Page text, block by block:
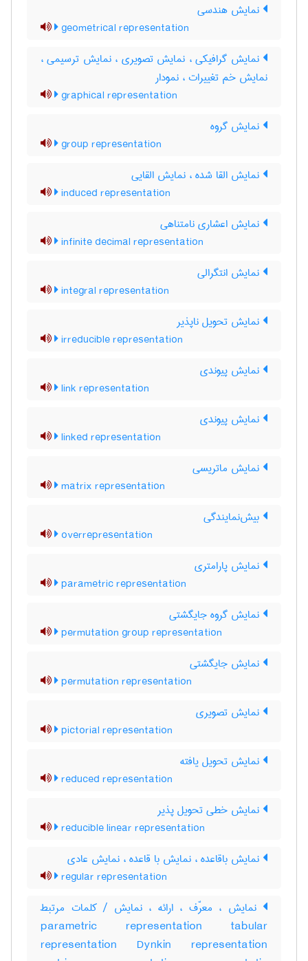
نمایش هندسی
geometrical representation
نمایش گرافیکی ، نمایش تصویری ، نمایش ترسیمی ،
نمایش خم تغییرات ، نمودار
graphical representation
نمایش گروه
group representation
نمایش القا شده ، نمایش القایی
induced representation
نمایش اعشاری نامتناهی
infinite decimal representation
نمایش انتگرالی
integral representation
نمایش تحویل ناپذیر
irreducible representation
نمایش پیوندی
link representation
نمایش پیوندی
linked representation
نمایش ماتریسی
matrix representation
بیش‌نمایندگی
overrepresentation
نمایش پارامتری
parametric representation
نمایش گروه جایگشتی
permutation group representation
نمایش جایگشتی
permutation representation
نمایش تصویری
pictorial representation
نمایش تحویل یافته
reduced representation
نمایش خطی تحویل پذیر
reducible linear representation
نمایش باقاعده ، نمایش با قاعده ، نمایش عادی
regular representation
نمایش ، معرّف ، ارائه ، نمایش / کلمات مرتبط
parametric representation tabular
representation Dynkin representation